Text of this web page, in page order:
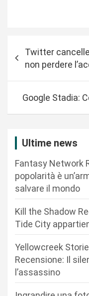
Twitter
non perdere
Google Stadia:
Ultime news
Fantasy Network
popolarità è
salvare il mondo
Kill the Shadow
Tide City
Yellowcreek
Recensione: Il
l’assassino